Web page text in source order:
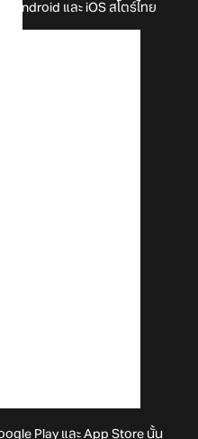
Android และ iOS สโตร์ไทย
Play และ App Store นั้น